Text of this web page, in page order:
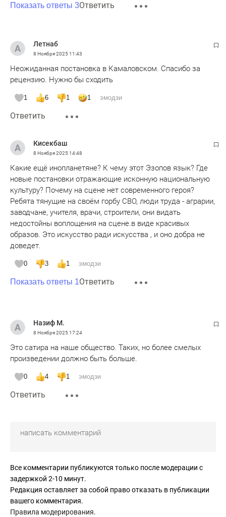
Показать ответы 3Ответить
Летнаб
8 Ноября 202511:43
Неожиданная постановка в Камаловском. Спасибо за
рецензию. Нужно бы сходить
1 6 1 1 эмодзи
Ответить
Кисекбаш
8 Ноября 202514:48
Какие ещё инопланетяне? К чему этот Эзопов язык? Где
новые постановки отражающие исконную национальную
культуру? Почему на сцене нет современного героя?
Ребята тянущие на своём горбу СВО, люди труда - аграрии,
заводчане, учителя, врачи, строители, они видать
недостойны воплощения на сцене.в виде красивых
образов. Это искусство ради искусства , и оно добра не
доведет.
0 3 1 эмодзи
Показать ответы 1Ответить
Назиф М.
8 Ноября 202517:24
Это сатира на наше общество. Таких, но более смелых
произведении должно быть больше.
0 4 1 эмодзи
Ответить
Все комментарии публикуются только после модерации с
задержкой 2-10 минут.
Редакция оставляет за собой право отказать в публикации
вашего комментария.
Правила модерирования.